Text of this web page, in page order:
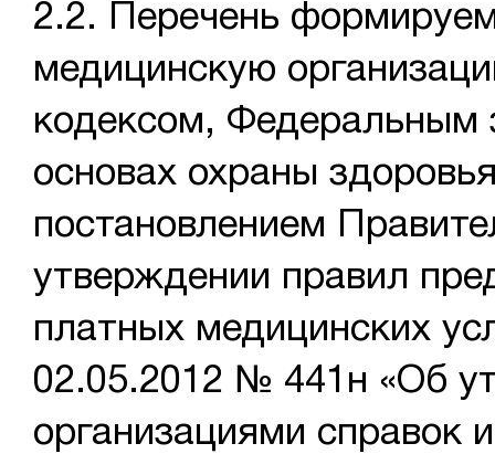
2.2. Перечень
медицинскую
кодексом,
основах охраны
постановлением
утверждении правил
платных медицинских
02.05.2012 № 441н «Об
организациями справок